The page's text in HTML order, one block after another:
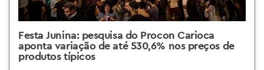
Festa Junina: pesquisa do Procon Carioca
aponta variação de até 530,6% nos preços de
produtos típicos